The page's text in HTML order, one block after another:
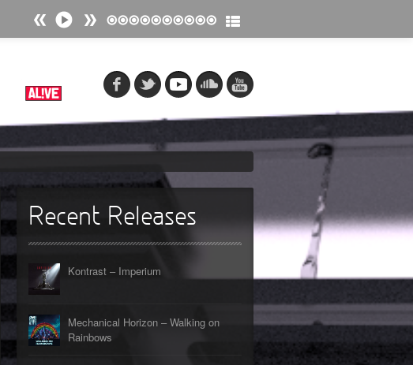
►
►
Recent Releases
Kontrast – Imperium
Mechanical Horizon – Walking on
Rainbows